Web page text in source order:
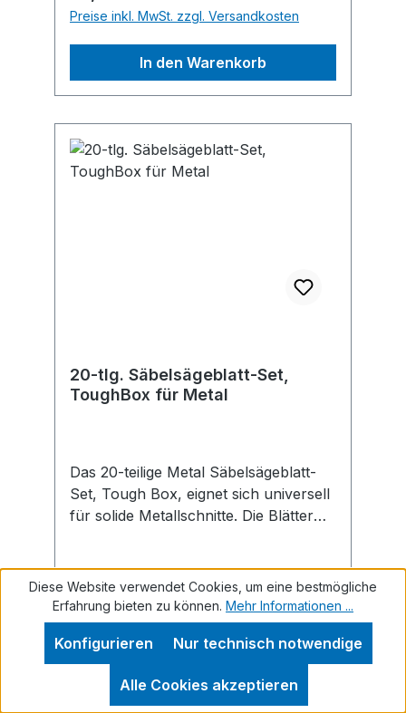
Preise inkl. MwSt. zzgl. Versandkosten
In den Warenkorb
20-tlg. Säbelsägeblatt-Set,
ToughBox für Metal
Das 20-teilige Metal Säbelsägeblatt-
Set, Tough Box, eignet sich universell
für solide Metallschnitte. Die Blätter
zum Sägen von Stahlrohren und -
profilen.
Regulärer Preis:
85,87 €
Preise inkl. MwSt. zzgl. Versandkosten
Diese Website verwendet Cookies, um eine bestmögliche
Erfahrung bieten zu können. Mehr Informationen ...
Nur technisch notwendige
Konfigurieren
Alle Cookies akzeptieren